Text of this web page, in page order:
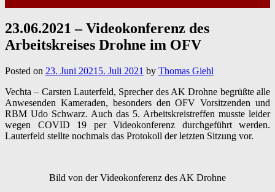
23.06.2021 – Videokonferenz des
Arbeitskreises Drohne im OFV
Posted on 23. Juni 2021 5. Juli 2021 by Thomas Giehl
Vechta – Carsten Lauterfeld, Sprecher des AK Drohne begrüßte alle
Anwesenden Kameraden, besonders den OFV Vorsitzenden und
RBM Udo Schwarz. Auch das 5. Arbeitskreistreffen musste leider
wegen COVID 19 per Videokonferenz durchgeführt werden.
Lauterfeld stellte nochmals das Protokoll der letzten Sitzung vor.
Bild von der Videokonferenz des AK Drohne